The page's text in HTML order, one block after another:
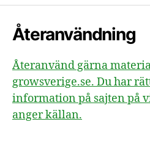
inlägg
Återanvändning
Återanvänd gärna
growsverige.se. Du har
information på sajten på
anger källan.